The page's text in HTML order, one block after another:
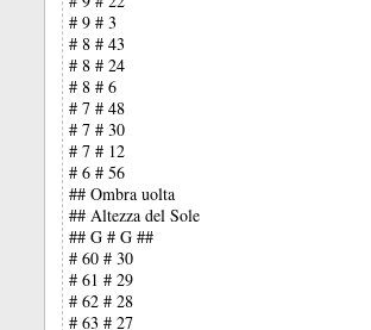
# 9 # 3
# 8 # 43
# 8 # 24
# 8 # 6
# 7 # 48
# 7 # 30
# 7 # 12
# 6 # 56
## Ombra uolta
## Altezza del Sole
## G # G ##
# 60 # 30
# 61 # 29
# 62 # 28
# 63 # 27